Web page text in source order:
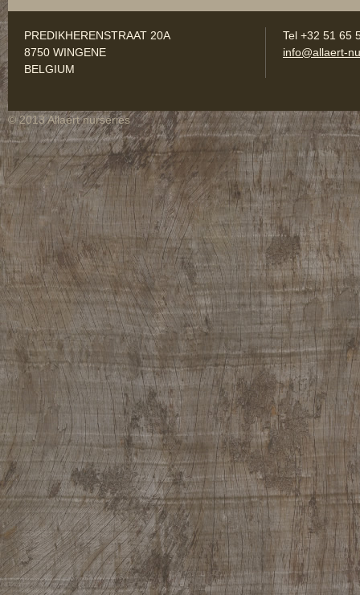
PREDIKHERENSTRAAT 20A
8750 WINGENE
BELGIUM
Tel +32 51 65
info@allaert-
© 2013 Allaert nurseries